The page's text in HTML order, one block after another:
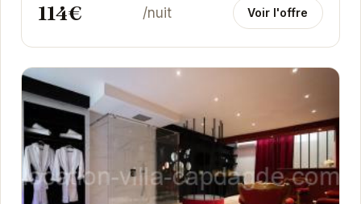
114€ /nuit Voir l'offre